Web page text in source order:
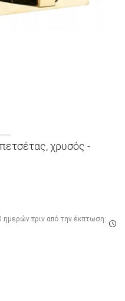
χρυσός -
ημερών πριν από την έκπτωση: